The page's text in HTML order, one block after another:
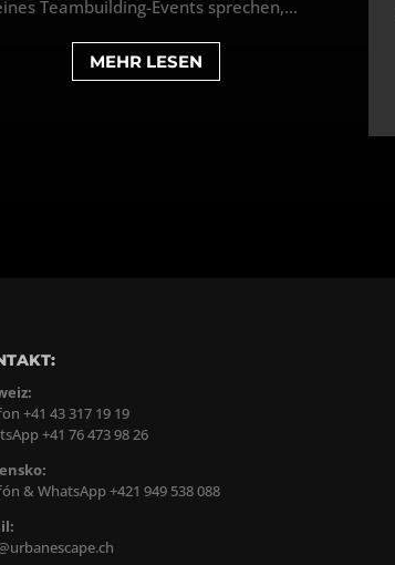
Teambuilding-Events sprechen,...
MEHR LESEN
+41 43 317 19 19
+41 76 473 98 26
& WhatsApp +421 949 538 088